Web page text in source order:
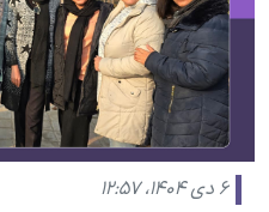
۶ دی ۱۴۰۴، ۱۲:۵۷